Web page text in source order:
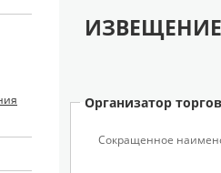
Организатор торгов
Сокращенное